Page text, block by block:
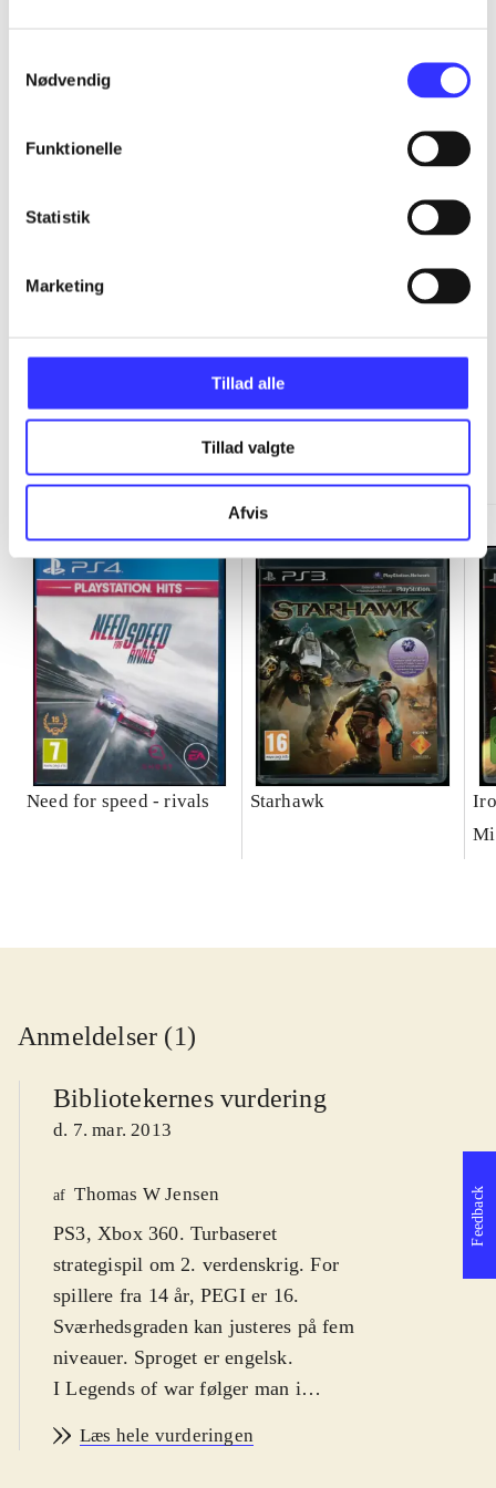
Nødvendig
Funktionelle
Statistik
Marketing
Tillad alle
Tillad valgte
Afvis
...
...
...
Need for speed - rivals Starhawk
Anmeldelser (1)
Bibliotekernes vurdering
d. 7. mar. 2013
af Thomas W Jensen
PS3, Xbox 360. Turbaseret
strategispil om 2. verdenskrig. For
spillere fra 14 år, PEGI er 16.
Sværhedsgraden kan justeres på fem
niveauer. Sproget er engelsk.
I Legends of war følger man i
mod tyskerne under 2. verdenskrig,
Læs hele vurderingen
Feedback